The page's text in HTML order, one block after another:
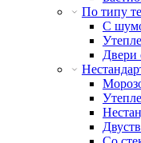
По типу
С
Двери